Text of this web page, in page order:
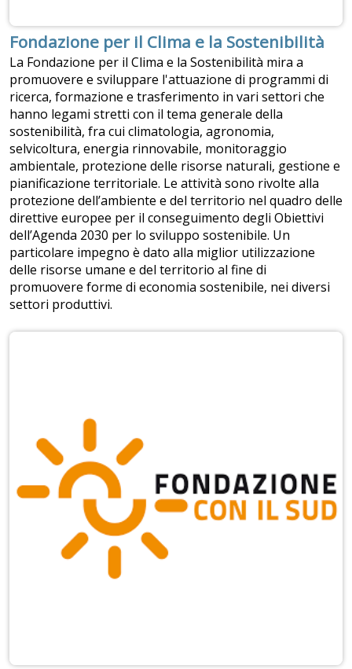
Fondazione per il Clima e la Sostenibilità
La Fondazione per il Clima e la Sostenibilità mira a
promuovere e sviluppare l'attuazione di programmi di
ricerca, formazione e trasferimento in vari settori che
hanno legami stretti con il tema generale della
sostenibilità, fra cui climatologia, agronomia,
selvicoltura, energia rinnovabile, monitoraggio
ambientale, protezione delle risorse naturali, gestione e
pianificazione territoriale. Le attività sono rivolte alla
protezione dell’ambiente e del territorio nel quadro delle
direttive europee per il conseguimento degli Obiettivi
dell’Agenda 2030 per lo sviluppo sostenibile. Un
particolare impegno è dato alla miglior utilizzazione
delle risorse umane e del territorio al fine di
promuovere forme di economia sostenibile, nei diversi
settori produttivi.